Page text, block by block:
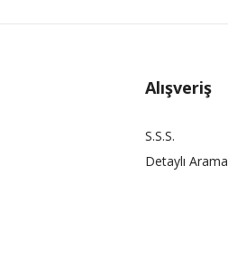
Alışveriş
S.S.S.
Detaylı Arama